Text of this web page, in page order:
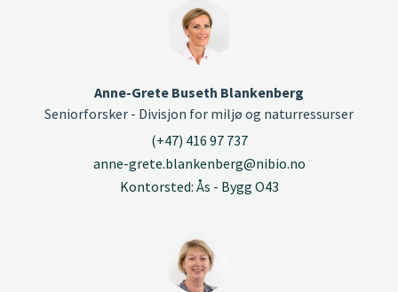
Anne-Grete Buseth Blankenberg
Seniorforsker - Divisjon for miljø og naturressurser
(+47) 416 97 737
anne-grete.blankenberg@nibio.no
Kontorsted: Ås - Bygg O43